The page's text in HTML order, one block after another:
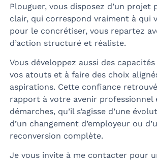
Plouguer, vous disposez d’un projet
clair, qui correspond vraiment à qui
pour le concrétiser, vous repartez
d’action structuré et réaliste.
Vous développez aussi des
vos atouts et à faire des choix
aspirations. Cette confiance
rapport à votre avenir professionnel
démarches, qu’il s’agisse d’une
d’un changement d’employeur ou
reconversion complète.
Je vous invite à me contacter pour